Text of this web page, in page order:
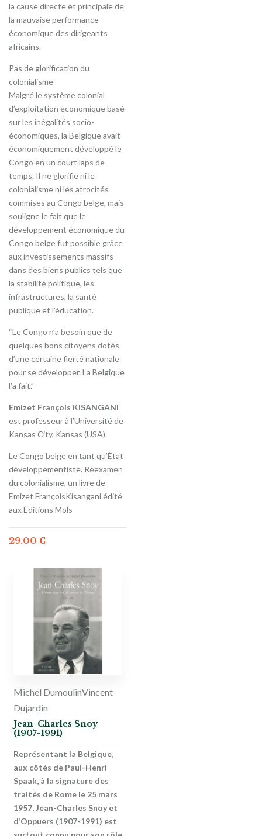
la cause directe et principale de
la mauvaise performance
économique des dirigeants
africains.
Pas de glorification du
colonialisme
Malgré le système colonial
d’exploitation économique basé
sur les inégalités socio-
économiques, la Belgique avait
économiquement développé le
Congo en un court laps de
temps. Il ne glorifie ni le
colonialisme ni les atrocités
commises au Congo belge, mais
souligne le fait que le
développement économique du
Congo belge fut possible grâce
aux investissements massifs
dans des biens publics tels que
la stabilité politique, les
infrastructures, la santé
publique et l’éducation.
“Le Congo n’a besoin que de
quelques bons citoyens dotés
d’une certaine fierté nationale
pour se développer. La Belgique
l’a fait.”
Emizet François KISANGANI
est professeur à l’Université de
Kansas City, Kansas (USA).
Le Congo belge en tant qu’État
développementiste. Réexamen
du colonialisme, un livre de
Emizet FrançoisKisangani édité
aux Éditions Mols
29.00 €
Michel DumoulinVincent
Dujardin
Jean-Charles Snoy
(1907-1991)
Représentant la Belgique,
aux côtés de Paul-Henri
Spaak, à la signature des
traités de Rome le 25 mars
1957, Jean-Charles Snoy et
d’Oppuers (1907-1991) est